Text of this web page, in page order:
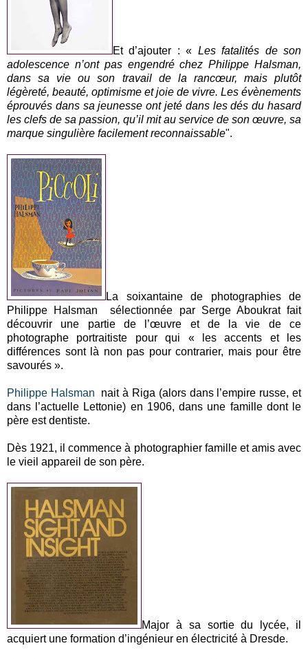
Et d’ajouter : « Les fatalités de son
adolescence n’ont pas engendré chez Philippe Halsman,
dans sa vie ou son travail de la rancœur, mais plutôt
légèreté, beauté, optimisme et joie de vivre. Les évènements
éprouvés dans sa jeunesse ont jeté dans les dés du hasard
les clefs de sa passion, qu’il mit au service de son œuvre, sa
marque singulière facilement reconnaissable".
La soixantaine de photographies de
Philippe Halsman sélectionnée par Serge Aboukrat fait
découvrir une partie de l’œuvre et de la vie de ce
photographe portraitiste pour qui « les accents et les
différences sont là non pas pour contrarier, mais pour être
savourés ».
Philippe Halsman nait à Riga (alors dans l’empire russe, et
dans l’actuelle Lettonie) en 1906, dans une famille dont le
père est dentiste.
Dès 1921, il commence à photographier famille et amis avec
le vieil appareil de son père.
Major à sa sortie du lycée, il
acquiert une formation d’ingénieur en électricité à Dresde.